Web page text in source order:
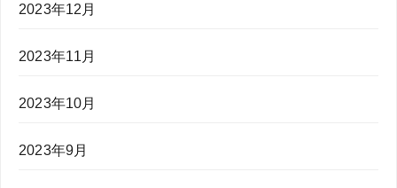
2023年12月
2023年11月
2023年10月
2023年9月